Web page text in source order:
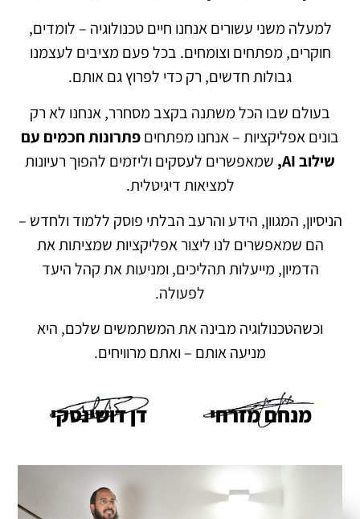
למעלה משני עשורים אנחנו חיים טכנולוגיה – לומדים,
חוקרים, מפתחים וצומחים. בכל פעם מציבים לעצמנו
גבולות חדשים, רק כדי לפרוץ גם אותם.
בעולם שבו הכל משתנה בקצב מסחרר, אנחנו לא רק
בונים אפליקציות – אנחנו מפתחיםפתרונות חכמים עם
שילוב AI,
שמאפשרים לעסקים וליזמים להפוך רעיונות
למציאות דיגיטלית.
הניסיון, המגוון, הידע והרעב הבלתי פוסק ללמוד ולחדש –
הם שמאפשרים לנו ליצור אפליקציות שמציתות את
הדמיון, מייעלות תהליכים, ומניעות את קהל היעד
לפעולה.
וכשהטכנולוגיה מבינה את המשתמשים שלכם, היא
מניעה אותם – ואתם מרוויחים.
מנחם מזרחי דן דושינסקי